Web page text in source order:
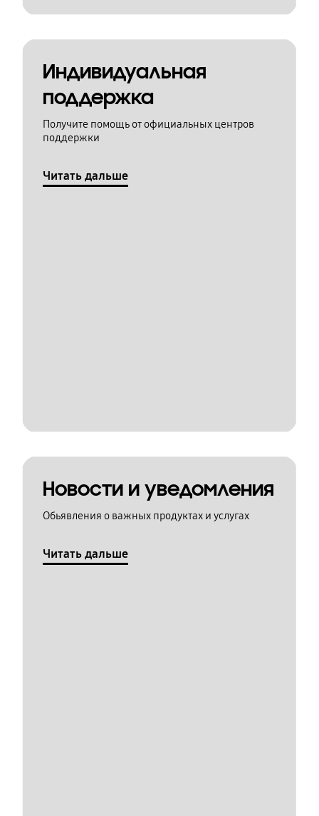
Индивидуальная
поддержка
Получите помощь от официальных центров
поддержки
Читать дальше
Новости и уведомления
Обьявления о важных продуктах и услугах
Читать дальше